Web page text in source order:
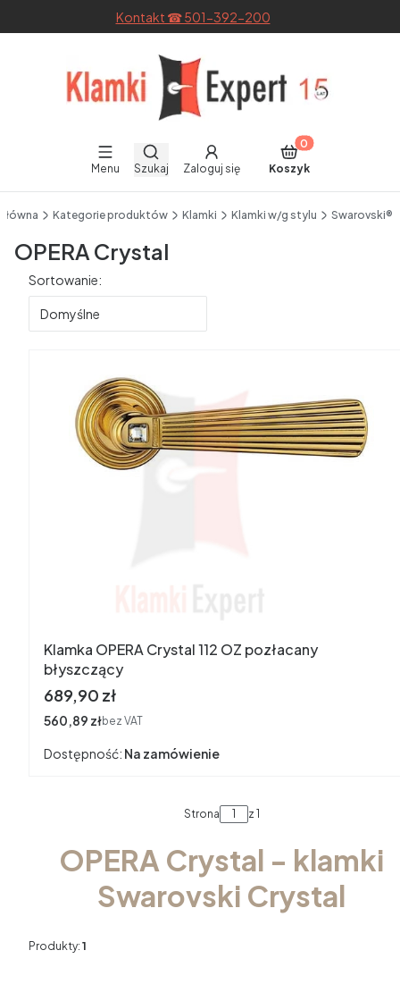
Kontakt ☎ 501-392-200
Menu
Otwórz wyszukiwarkę
Szukaj Zaloguj się
Produkty w
Koszyk
Kategorie produktów Klamki Klamki w/g stylu Swarovski®
OPERA Crystal
Lista produktów
Sortowanie:
Domyślne
Klamka OPERA Crystal 112 OZ pozłacany
błyszczący
Cena
689,90 zł
Cena
560,89 złbez VAT
Dostępność: Na zamówienie
Strona z 1
OPERA Crystal - klamki
Swarovski Crystal
Produkty: 1